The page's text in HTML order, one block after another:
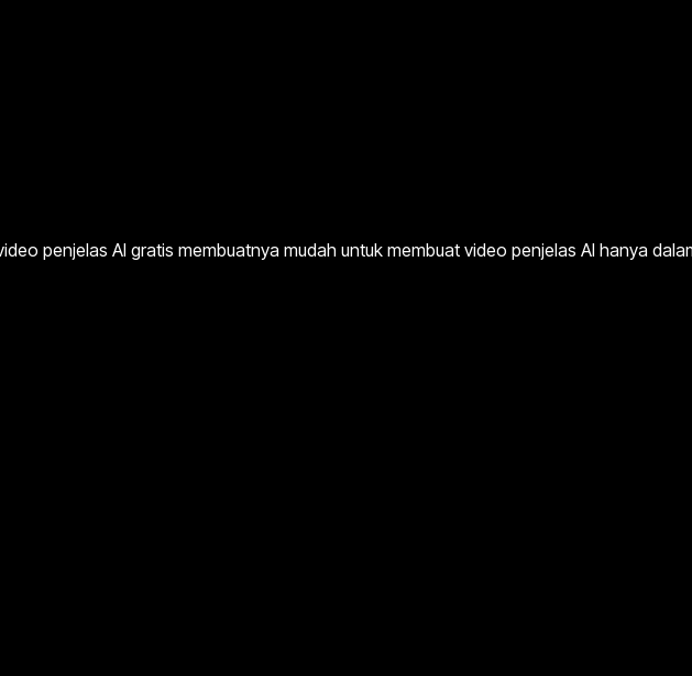
penjelas AI gratis membuatnya mudah untuk membuat video penjelas AI hanya